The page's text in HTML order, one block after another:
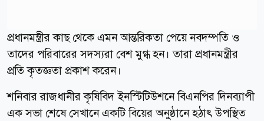
প্রধানমন্ত্রীর কাছ থেকে এমন আন্তরিকতা পেয়ে নবদম্পতি ও
তাদের পরিবারের সদস্যরা বেশ মুগ্ধ হন। তারা প্রধানমন্ত্রীর
প্রতি কৃতজ্ঞতা প্রকাশ করেন।
শনিবার রাজধানীর কৃষিবিদ ইনস্টিটিউশনে বিএনপির দিনব্যাপী
এক সভা শেষে সেখানে একটি বিয়ের অনুষ্ঠানে হঠাৎ উপস্থিত